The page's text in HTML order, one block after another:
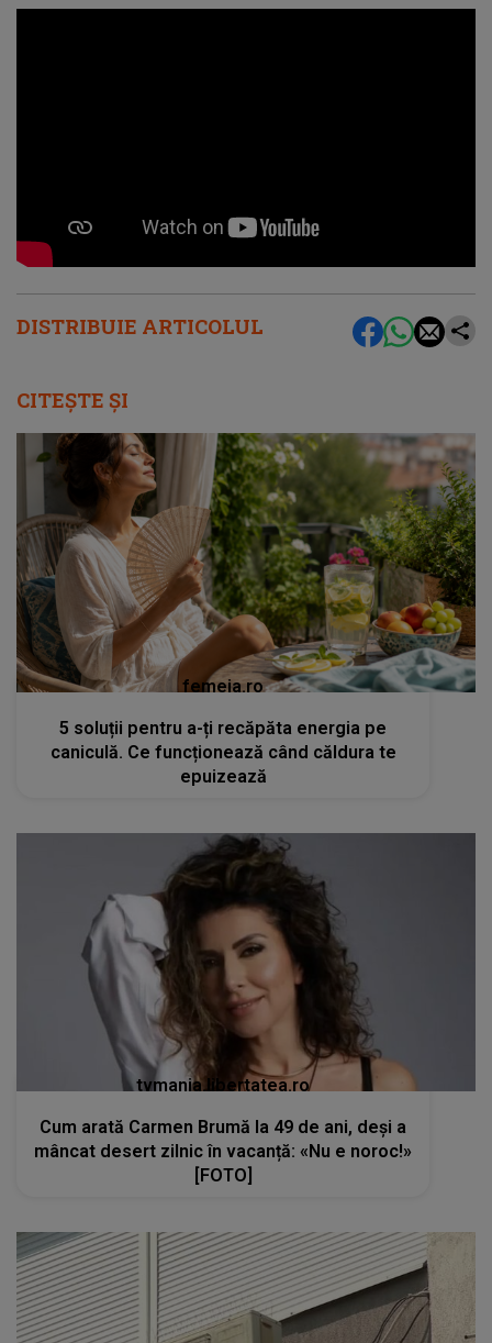
DISTRIBUIE ARTICOLUL
CITEȘTE ȘI
femeia.ro
5 soluții pentru a-ți recăpăta energia pe
caniculă. Ce funcționează când căldura te
epuizează
tvmania.libertatea.ro
Cum arată Carmen Brumă la 49 de ani, deși a
mâncat desert zilnic în vacanță: «Nu e noroc!»
[FOTO]